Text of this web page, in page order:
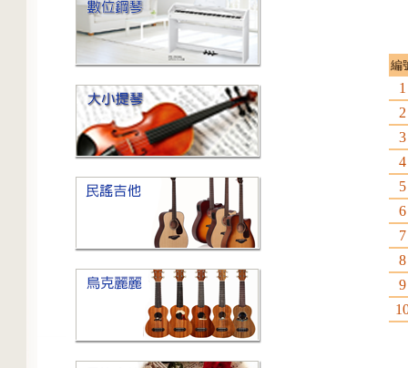
編
1
2
3
4
5
6
7
8
9